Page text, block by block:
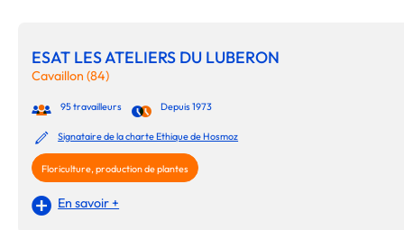
ESAT LES ATELIERS DU LUBERON
Cavaillon (84)
95 travailleurs Depuis 1973
Signataire de la charte Ethique de Hosmoz
Floriculture, production de plantes
En savoir +